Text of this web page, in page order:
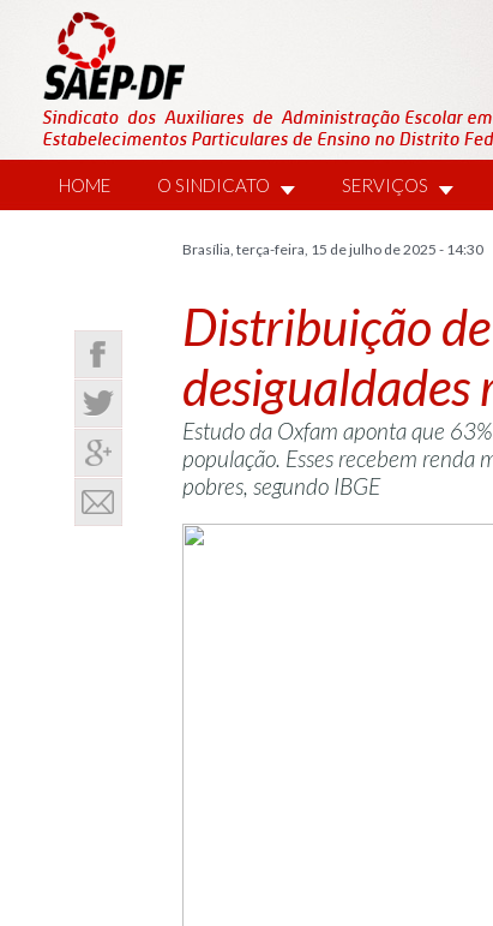
HOME O SINDICATO SERVIÇOS
Brasília, terça-feira, 15 de julho de 2025 - 14:30
Distribuição
desigualdades
Estudo da Oxfam aponta que
população. Esses recebem renda
pobres, segundo IBGE